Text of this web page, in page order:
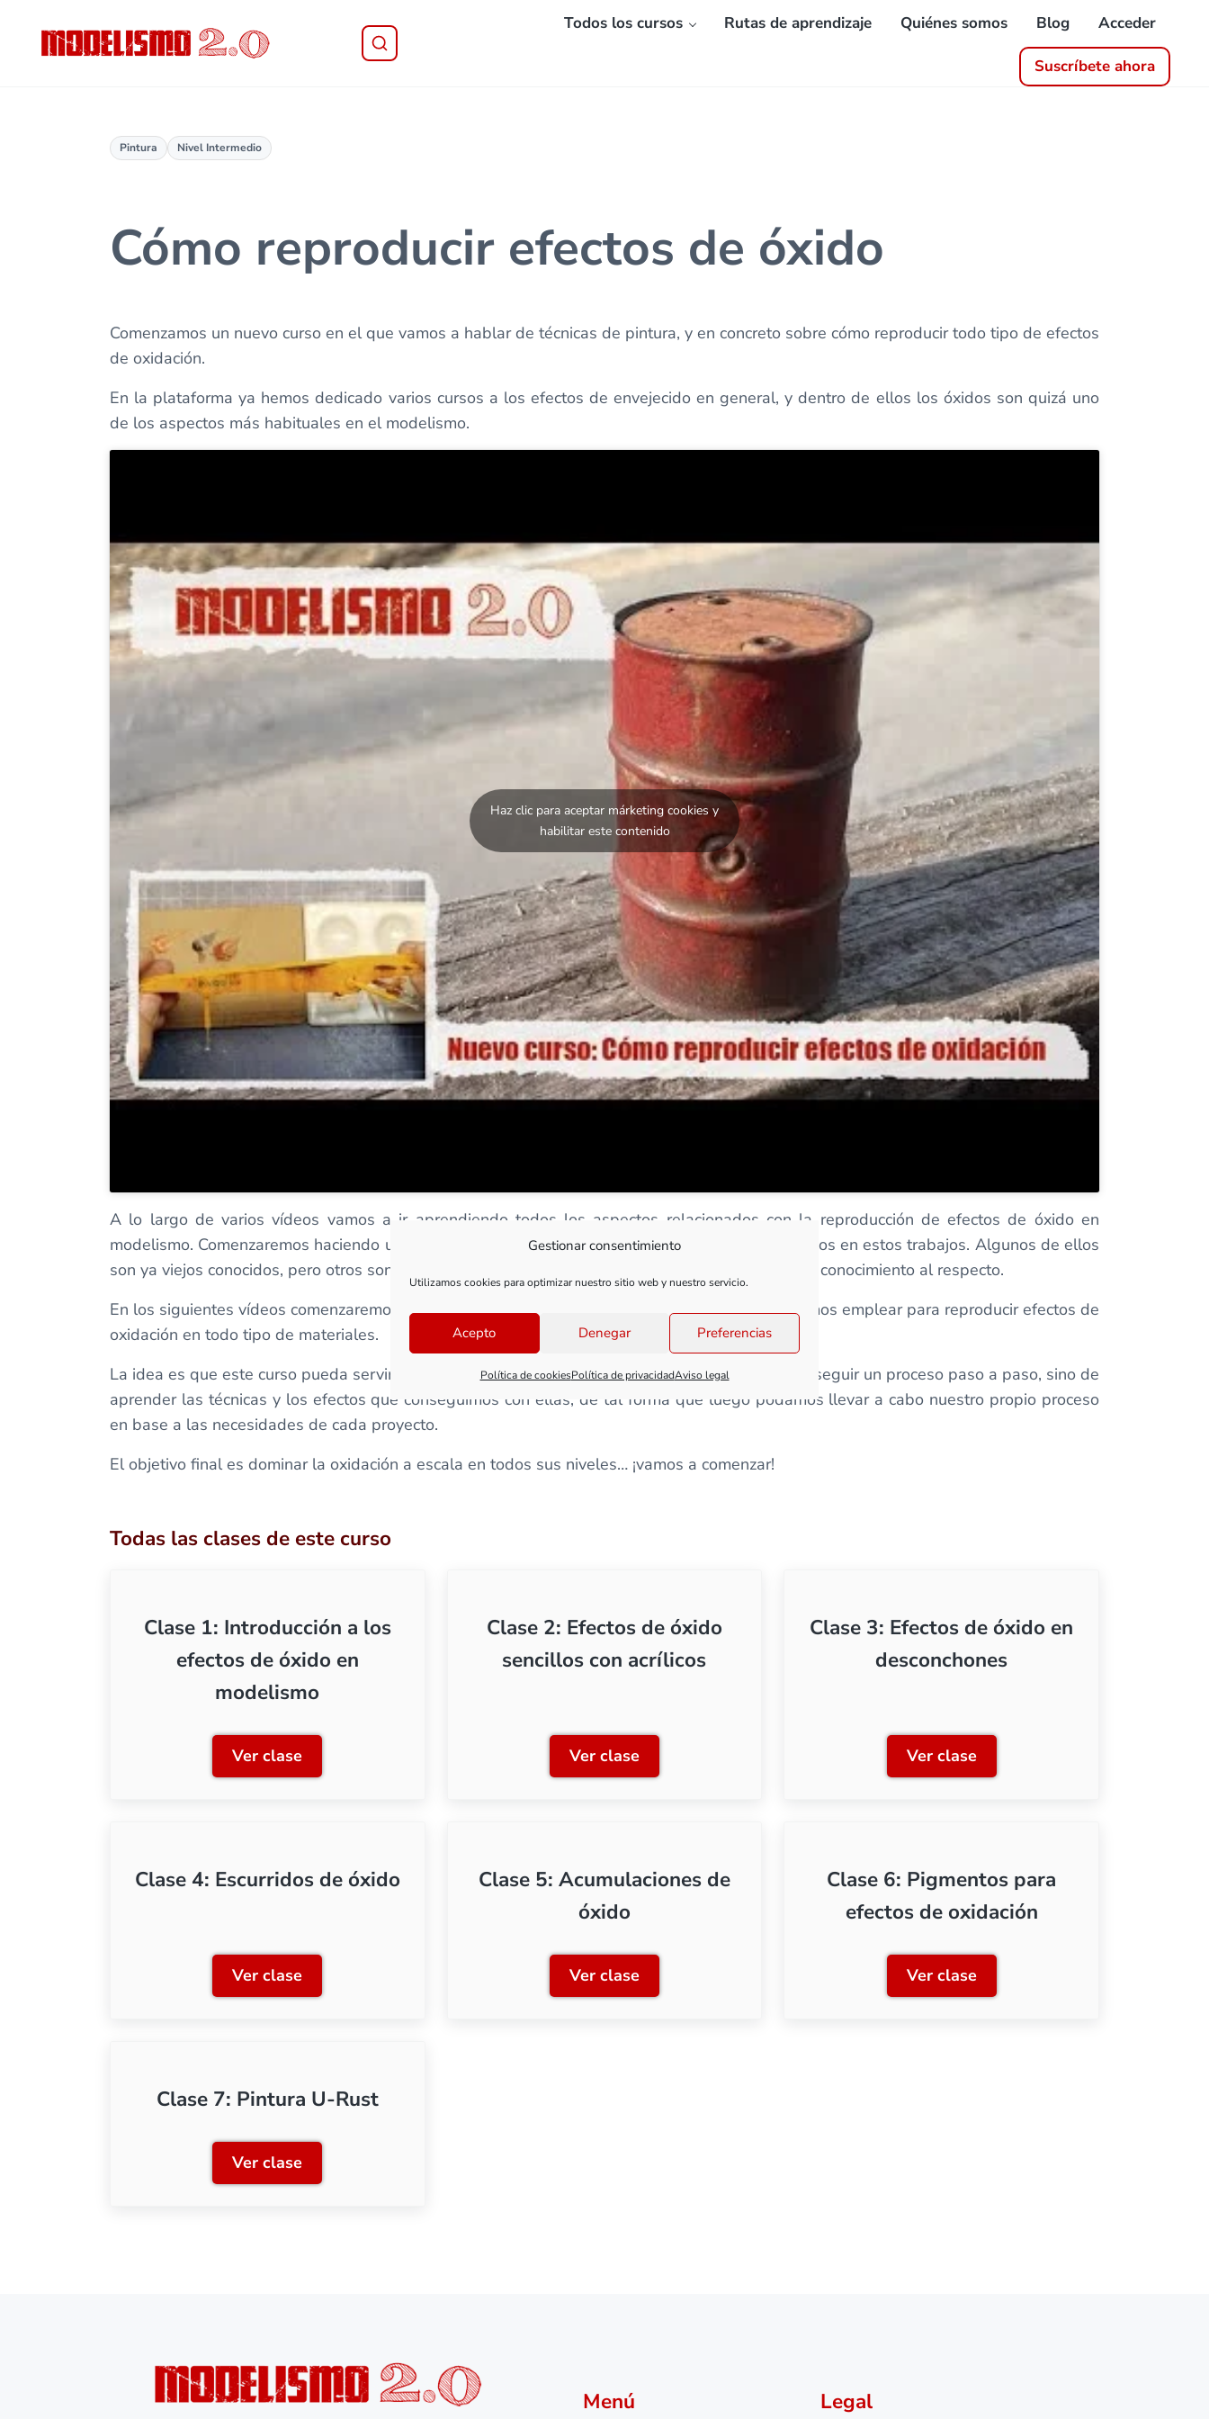
Gestionar consentimiento
Utilizamos cookies para optimizar nuestro sitio web y nuestro servicio.
Acepto Denegar Preferencias
Política de cookiesPolítica de privacidadAviso legal
Todos los cursos Rutas de aprendizaje Quiénes somos Blog Acceder
Suscríbete ahora
Pintura Nivel Intermedio
Cómo reproducir efectos de óxido
Comenzamos un nuevo curso en el que vamos a hablar de técnicas de pintura, y en concreto sobre cómo reproducir todo tipo de efectos
de oxidación.
En la plataforma ya hemos dedicado varios cursos a los efectos de envejecido en general, y dentro de ellos los óxidos son quizá uno
de los aspectos más habituales en el modelismo.
Haz clic para aceptar márketing cookies y
habilitar este contenido
A lo largo de varios vídeos vamos a ir aprendiendo todos los aspectos relacionados con la reproducción de efectos de óxido en
modelismo. Comenzaremos haciendo un repaso de las herramientas y productos que emplearemos en estos trabajos. Algunos de ellos
son ya viejos conocidos, pero otros son bastante específicos y conviene tener una buena base de conocimiento al respecto.
En los siguientes vídeos comenzaremos a ver diferentes ejemplos y distintas técnicas que podemos emplear para reproducir efectos de
oxidación en todo tipo de materiales.
La idea es que este curso pueda servir tanto de inspiración como de aprendizaje. No se trata de seguir un proceso paso a paso, sino de
aprender las técnicas y los efectos que conseguimos con ellas, de tal forma que luego podamos llevar a cabo nuestro propio proceso
en base a las necesidades de cada proyecto.
El objetivo final es dominar la oxidación a escala en todos sus niveles… ¡vamos a comenzar!
Todas las clases de este curso
Clase 1: Introducción a los
efectos de óxido en
modelismo
Ver claseClase 1: Introducción a los efectos de óxido en modelismo
Clase 2: Efectos de óxido
sencillos con acrílicos
Ver claseClase 2: Efectos de óxido sencillos con acrílicos
Clase 3: Efectos de óxido en
desconchones
Ver claseClase 3: Efectos de óxido en
Clase 4: Escurridos de óxido
Ver claseClase 4: Escurridos de óxido
Clase 5: Acumulaciones de
óxido
Ver claseClase 5: Acumulaciones de óxido
Clase 6: Pigmentos para
efectos de oxidación
Ver claseClase 6: Pigmentos para efectos
Clase 7: Pintura U-Rust
Ver claseClase 7: Pintura U-Rust
Menú Legal